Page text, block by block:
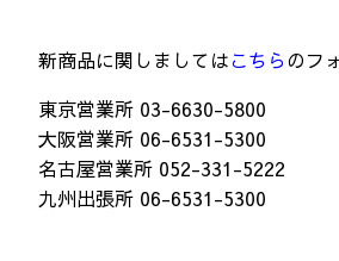
新商品に関しましてはこちらのフ
東京営業所 03-6630-5800
大阪営業所 06-6531-5300
名古屋営業所 052-331-5222
九州出張所 06-6531-5300